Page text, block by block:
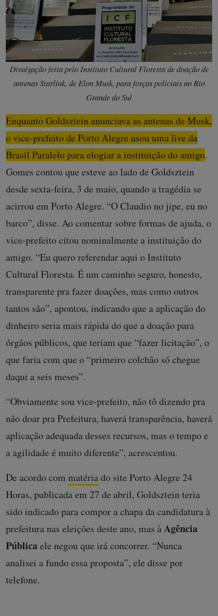
Divulgação feita pelo Instituto Cultural Floresta de doação de
antenas Starlink, de Elon Musk, para forças policiais no Rio
Grande do Sul
Enquanto Goldsztein anunciava as antenas de Musk,
o vice-prefeito de Porto Alegre usou uma live da
Brasil Paralelo para elogiar a instituição do amigo.
Gomes contou que esteve ao lado de Goldsztein
desde sexta-feira, 3 de maio, quando a tragédia se
acirrou em Porto Alegre. “O Claudio no jipe, eu no
barco”, disse. Ao comentar sobre formas de ajuda, o
vice-prefeito citou nominalmente a instituição do
amigo. “Eu quero referendar aqui o Instituto
Cultural Floresta. É um caminho seguro, honesto,
transparente pra fazer doações, mas como outros
tantos são”, apontou, indicando que a aplicação do
dinheiro seria mais rápida do que a doação para
órgãos públicos, que teriam que “fazer licitação”, o
que faria com que o “primeiro colchão só chegue
daqui a seis meses”.
“Obviamente sou vice-prefeito, não tô dizendo pra
não doar pra Prefeitura, haverá transparência, haverá
aplicação adequada desses recursos, mas o tempo e
a agilidade é muito diferente”, acrescentou.
De acordo com matériado site Porto Alegre 24
Horas, publicada em 27 de abril, Goldsztein teria
sido indicado para compor a chapa da candidatura à
prefeitura nas eleições deste ano, mas àAgência
Públicaele negou que irá concorrer. “Nunca
analisei a fundo essa proposta”, ele disse por
telefone.